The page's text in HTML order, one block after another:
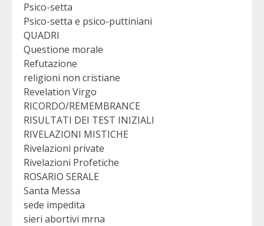
Psico-setta
Psico-setta e psico-puttiniani
QUADRI
Questione morale
Refutazione
religioni non cristiane
Revelation Virgo
RICORDO/REMEMBRANCE
RISULTATI DEI TEST INIZIALI
RIVELAZIONI MISTICHE
Rivelazioni private
Rivelazioni Profetiche
ROSARIO SERALE
Santa Messa
sede impedita
sieri abortivi mrna